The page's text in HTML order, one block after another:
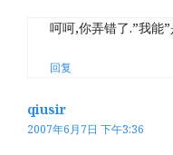
呵呵,你弄错了.”我能
回复
qiusir
2007年6月7日 下午3:36